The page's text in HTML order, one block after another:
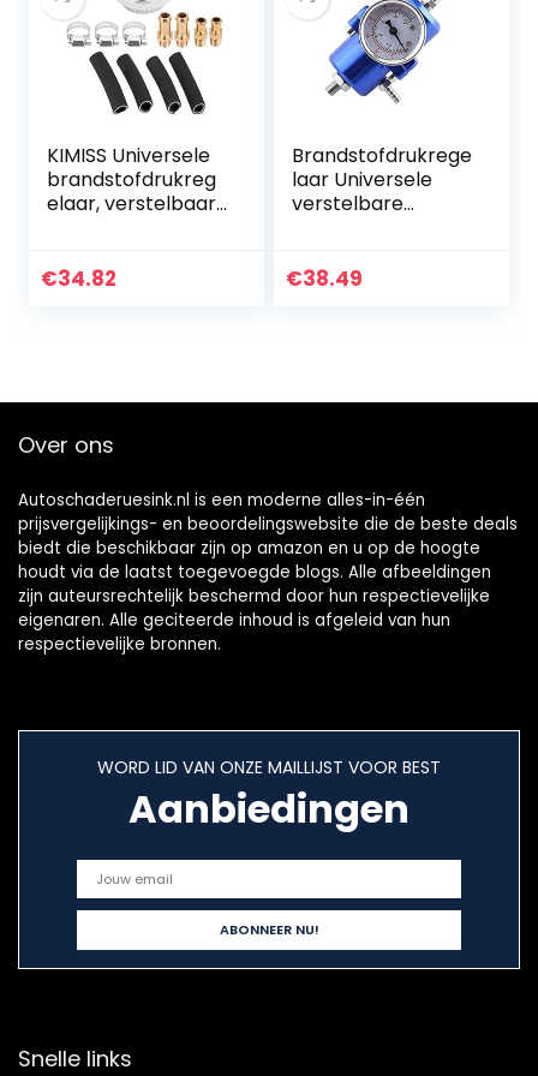
KIMISS Universele
brandstofdrukreg
elaar, verstelbaar,
€34.82
Brandstofdrukrege
laar Universele
verstelbare
Brandstofdrukrege
€38.49
Over ons
Autoschaderuesink.nl is een moderne alles-in-één
prijsvergelijkings- en beoordelingswebsite die de beste deals
biedt die beschikbaar zijn op amazon en u op de hoogte
houdt via de laatst toegevoegde blogs. Alle afbeeldingen
zijn auteursrechtelijk beschermd door hun respectievelijke
eigenaren. Alle geciteerde inhoud is afgeleid van hun
respectievelijke bronnen.
WORD LID VAN ONZE MAILLIJST VOOR BEST
Aanbiedingen
Snelle links